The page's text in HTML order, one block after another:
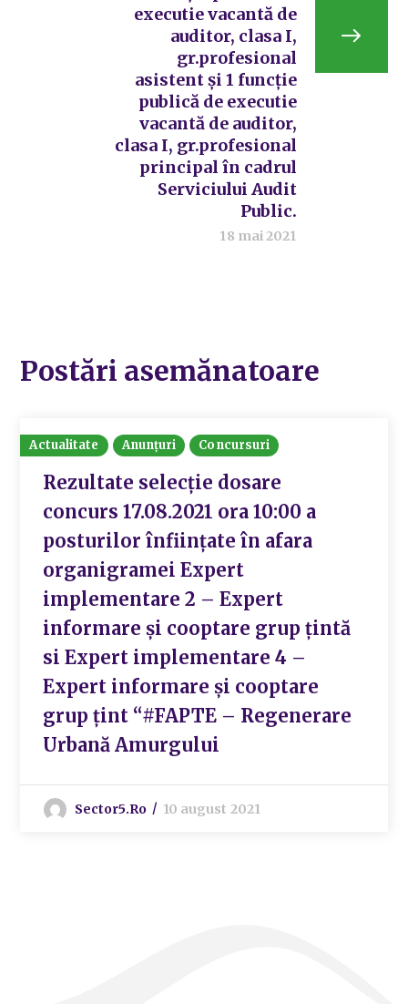
executie vacantă de
auditor, clasa I,
gr.profesional
asistent și 1 funcție
publică de executie
vacantă de auditor,
clasa I, gr.profesional
principal în cadrul
Serviciului Audit
Public.
18 mai 2021
Postări asemănatoare
Actualitate Anunțuri Concursuri
Rezultate selecție dosare
concurs 17.08.2021 ora 10:00 a
posturilor înființate în afara
organigramei Expert
implementare 2 – Expert
informare și cooptare grup țintă
si Expert implementare 4 –
Expert informare și cooptare
grup țint “#FAPTE – Regenerare
Urbană Amurgului
Sector5.ro 10 august 2021